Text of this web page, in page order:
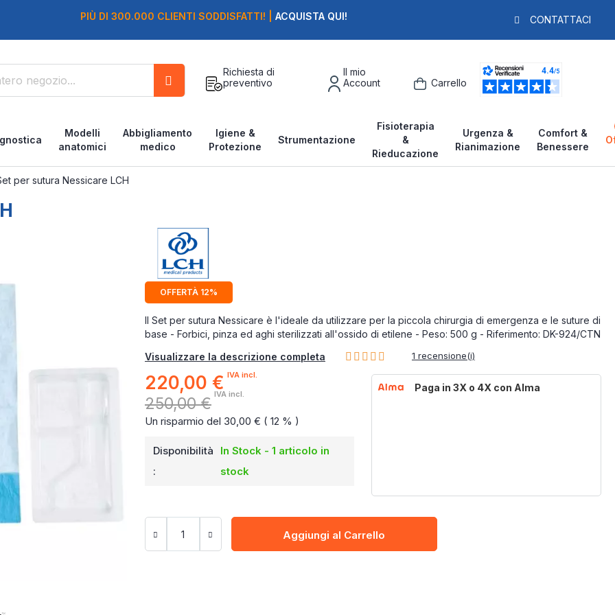
PIÙ DI 300.000 CLIENTI SODDISFATTI! | ACQUISTA QUI! PAGA IN 3X
CONTATTACI
Richiesta di
preventivo
Il mio
Account
Carrello
Modelli
anatomici
Abbigliamento
medico
Igiene &
Protezione
Strumentazione
Fisioterapia
&
Rieducazione
Urgenza &
Rianimazione
Comfort &
Benessere
per sutura Nessicare LCH
OFFERTÀ 12%
Il Set per sutura Nessicare è l'ideale da utilizzare per la piccola chirurgia di emergenza e le suture di
base - Forbici, pinza ed aghi sterilizzati all'ossido di etilene - Peso: 500 g - Riferimento: DK-924/CTN
Visualizzare la descrizione completaRating:
1 recensione(i)
Prezzo
speciale
220,00 € IVA incl.
250,00 € IVA incl.
Un risparmio del 30,00 € ( 12 % )
Disponibilità
:
In Stock - 1 articolo in
stock
Paga in 3X o 4X con Alma
Aggiungi al Carrello